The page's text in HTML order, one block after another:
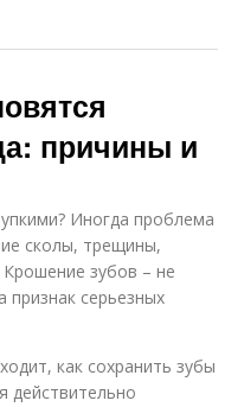
причины и
Иногда проблема
сколы, трещины,
зубов – не
признак серьезных
как сохранить зубы
действительно